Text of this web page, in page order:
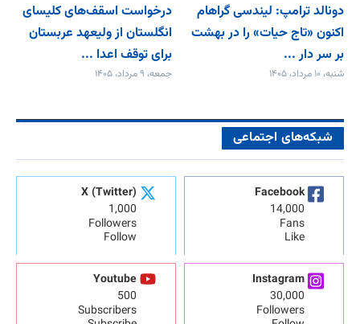
دونالد ترامپ: لیندسی گراهام
اکنون «تاج حیات» را در بهشت
بر سر دار ...
شنبه، ۱۰ مرداد، ۱۴۰۵
درخواست اسقف‌های کلیسای
انگلستان از ولیعهد عربستان
برای توقف اعدا ...
جمعه، ۹ مرداد، ۱۴۰۵
شبکه‌های اجتماعی
Facebook
14,000
Fans
Like
X (Twitter)
1,000
Followers
Follow
Instagram
30,000
Followers
Youtube
500
Subscribers